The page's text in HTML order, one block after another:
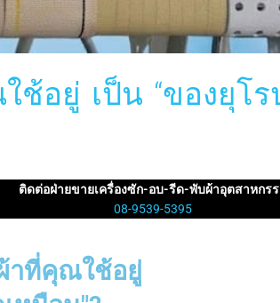
อยู่ เป็น “ของยุโร
ติดต่อฝ่ายขายเครื่องซัก-อบ-รีด-พับผ้าอุตสาหกร
08-9539-5395
าที่คุณใช้อยู่